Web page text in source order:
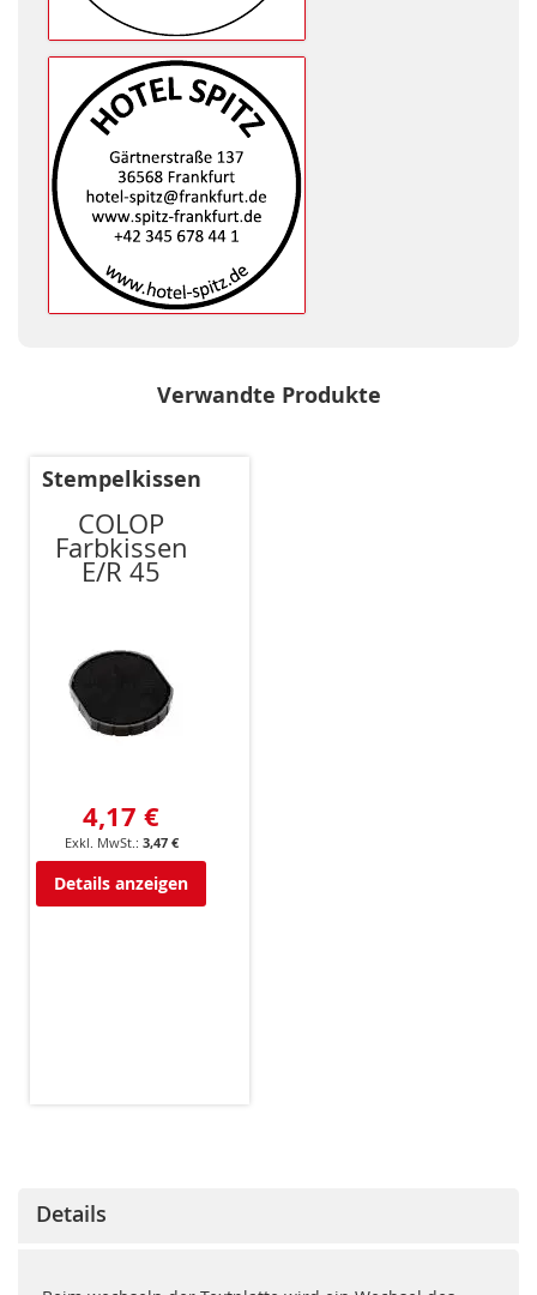
Verwandte Produkte
Stempelkissen
COLOP
Farbkissen
E/R 45
4,17 €
3,47 €
Details anzeigen
Details